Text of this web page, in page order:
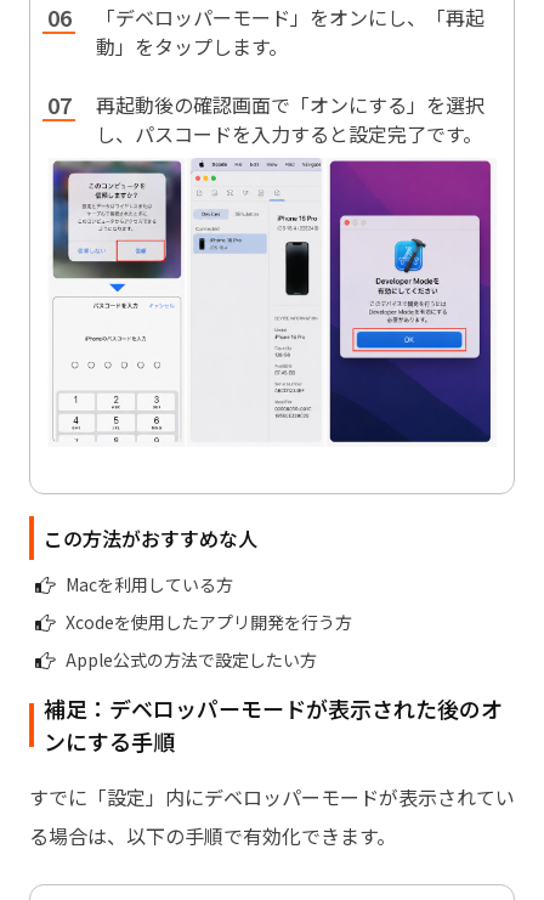
「デベロッパーモード」をオンにし、「再起
動」をタップします。
再起動後の確認画面で「オンにする」を選択
し、パスコードを入力すると設定完了です。
この方法がおすすめな人
Macを利用している方
Xcodeを使用したアプリ開発を行う方
Apple公式の方法で設定したい方
補足：デベロッパーモードが表示された後のオ
ンにする手順
すでに「設定」内にデベロッパーモードが表示されてい
る場合は、以下の手順で有効化できます。